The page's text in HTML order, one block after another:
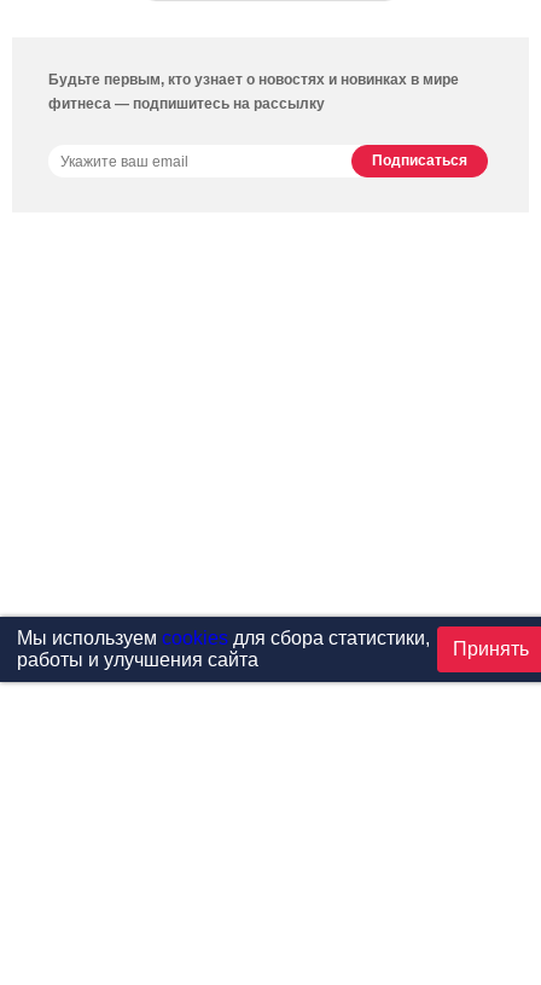
Будьте первым, кто узнает о новостях и новинках в мире
фитнеса — подпишитесь на рассылку
Мы используем cookiesдля сбора статистики,
работы и улучшения сайта
Принять